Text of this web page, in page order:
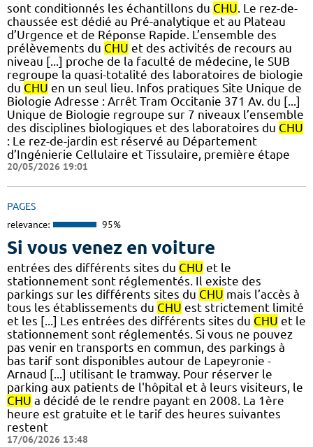
sont conditionnés les échantillons du CHU . Le rez-de-
chaussée est dédié au Pré-analytique et au Plateau
d’Urgence et de Réponse Rapide. L’ensemble des
prélèvements du CHU et des activités de recours au
niveau [...] proche de la faculté de médecine, le SUB
regroupe la quasi-totalité des laboratoires de biologie
du CHU en un seul lieu. Infos pratiques Site Unique de
Biologie Adresse : Arrêt Tram Occitanie 371 Av. du [...]
Unique de Biologie regroupe sur 7 niveaux l’ensemble
des disciplines biologiques et des laboratoires du CHU
: Le rez-de-jardin est réservé au Département
d’Ingénierie Cellulaire et Tissulaire, première étape
20/05/2026 19:01
PAGES
relevance: 95%
Si vous venez en voiture
entrées des différents sites du CHU et le
stationnement sont réglementés. Il existe des
parkings sur les différents sites du CHU mais l’accès à
tous les établissements du CHU est strictement limité
et les [...] Les entrées des différents sites du CHU et le
stationnement sont réglementés. Si vous ne pouvez
pas venir en transports en commun, des parkings à
bas tarif sont disponibles autour de Lapeyronie -
Arnaud [...] utilisant le tramway. Pour réserver le
parking aux patients de l'hôpital et à leurs visiteurs, le
CHU a décidé de le rendre payant en 2008. La 1ère
heure est gratuite et le tarif des heures suivantes
restent
17/06/2026 13:48